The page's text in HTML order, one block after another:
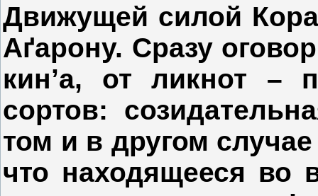
Движущей силой
Аґарону. Сразу
кин’а, от ликнот –
сортов:
том и в другом
что находящееся во